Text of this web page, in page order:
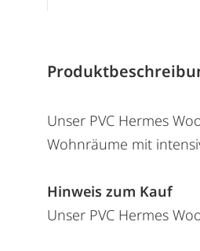
Unser PVC Hermes
Wohnräume mit
Hinweis zum Kauf
Unser PVC Hermes